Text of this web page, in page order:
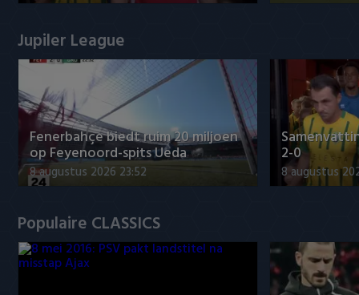
Jupiler League
Fenerbahçe biedt ruim 20 miljoen
op Feyenoord-spits Ueda
8 augustus 2026 23:52
2-0
8 augustus
Populaire CLASSICS